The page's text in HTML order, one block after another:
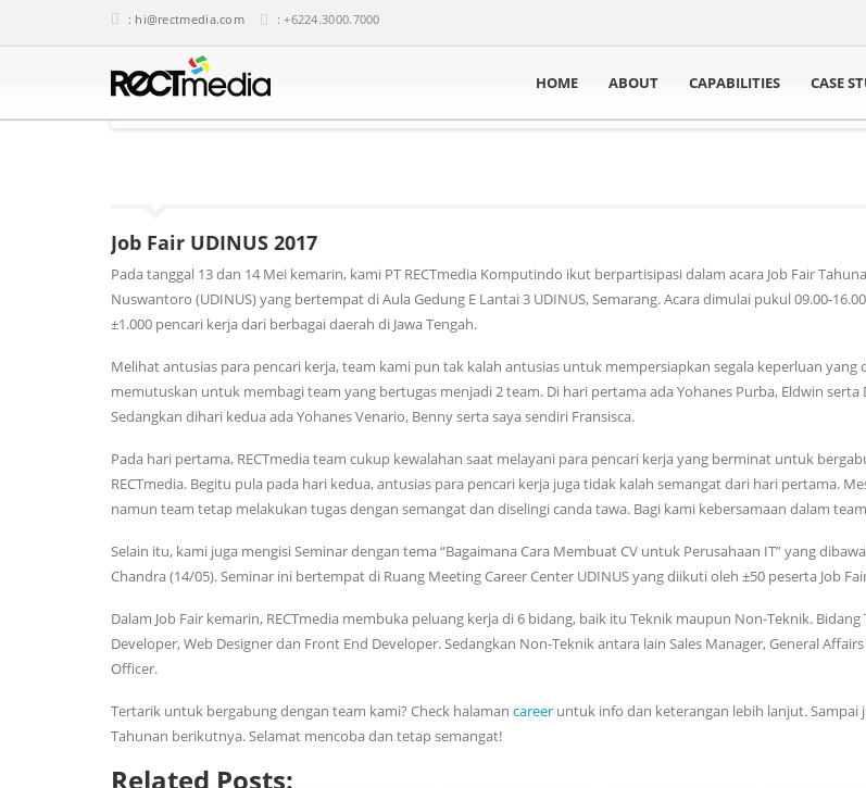
: hi@rectmedia.com : +6224.3000.7000
HOME ABOUT CAPABILITIES CASE
Job Fair UDINUS 2017
Pada tanggal 13 dan 14 Mei kemarin, kami PT RECTmedia Komputindo ikut berpartisipasi dalam acara Job Fair
Nuswantoro (UDINUS) yang bertempat di Aula Gedung E Lantai 3 UDINUS, Semarang. Acara dimulai pukul 09.00-
±1.000 pencari kerja dari berbagai daerah di Jawa Tengah.
Melihat antusias para pencari kerja, team kami pun tak kalah antusias untuk mempersiapkan segala keperluan yang
memutuskan untuk membagi team yang bertugas menjadi 2 team. Di hari pertama ada Yohanes Purba, Eldwin serta
Sedangkan dihari kedua ada Yohanes Venario, Benny serta saya sendiri Fransisca.
Pada hari pertama, RECTmedia team cukup kewalahan saat melayani para pencari kerja yang berminat untuk
RECTmedia. Begitu pula pada hari kedua, antusias para pencari kerja juga tidak kalah semangat dari hari pertama.
namun team tetap melakukan tugas dengan semangat dan diselingi canda tawa. Bagi kami kebersamaan dalam
Selain itu, kami juga mengisi Seminar dengan tema “Bagaimana Cara Membuat CV untuk Perusahaan IT” yang
Chandra (14/05). Seminar ini bertempat di Ruang Meeting Career Center UDINUS yang diikuti oleh ±50 peserta Job
Dalam Job Fair kemarin, RECTmedia membuka peluang kerja di 6 bidang, baik itu Teknik maupun Non-Teknik.
Developer, Web Designer dan Front End Developer. Sedangkan Non-Teknik antara lain Sales Manager, General
Officer.
Tertarik untuk bergabung dengan team kami? Check halaman career untuk info dan keterangan lebih lanjut. Sampai
Tahunan berikutnya. Selamat mencoba dan tetap semangat!
Related Posts: